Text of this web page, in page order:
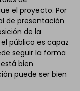
el proyecto. Por
de presentación
de la
público es capaz
seguir la forma
bien
puede ser bien